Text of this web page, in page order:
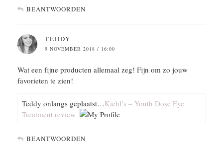
BEANTWOORDEN
TEDDY
9 NOVEMBER 2018 / 16:00
Wat een fijne producten allemaal zeg! Fijn om zo jouw
favorieten te zien!
Teddy onlangs geplaatst…Kiehl’s – Youth Dose Eye
Treatment review
BEANTWOORDEN